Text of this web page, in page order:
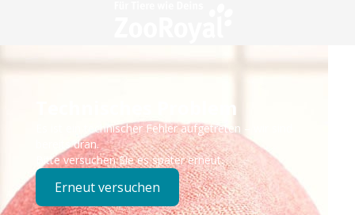
Technisches Problem
Es ist ein technischer Fehler aufgetreten – wir sind
bereits dran.
Bitte versuchen Sie es später erneut.
Erneut versuchen